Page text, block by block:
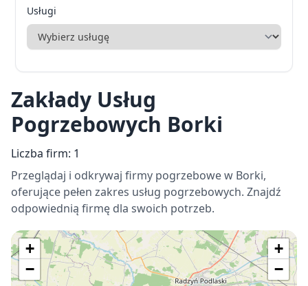
Usługi
Zakłady Usług
Pogrzebowych Borki
Liczba firm: 1
Przeglądaj i odkrywaj firmy pogrzebowe w Borki,
oferujące pełen zakres usług pogrzebowych. Znajdź
odpowiednią firmę dla swoich potrzeb.
+
−
+
−